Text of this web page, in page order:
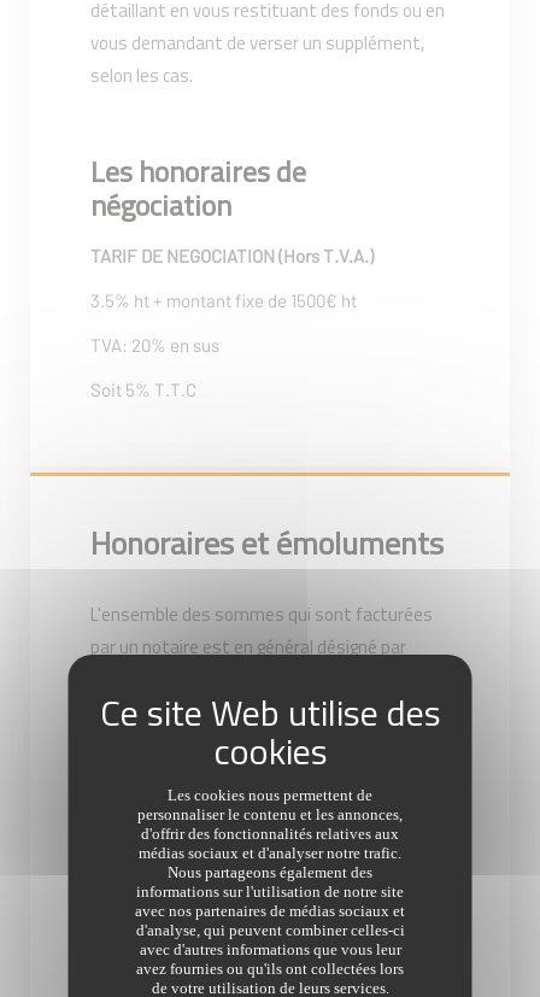
détaillant en vous restituant des fonds ou en
vous demandant de verser un supplément,
selon les cas.
Les honoraires de
négociation
TARIF DE NEGOCIATION (Hors T.V.A.)
3.5% ht + montant fixe de 1500€ ht
TVA: 20% en sus
Soit 5% T.T.C
Honoraires et émoluments
L'ensemble des sommes qui sont facturées
par un notaire est en général désigné par
cette appellation regroupe trois types
différents de dépenses :
les débours, qui sont versés à des tiers ;
et les impôts et taxes versés à l'État.
Les cookies nous permettent de
personnaliser le contenu et les annonces,
d'offrir des fonctionnalités relatives aux
médias sociaux et d'analyser notre trafic.
Nous partageons également des
informations sur l'utilisation de notre site
avec nos partenaires de médias sociaux et
d'analyse, qui peuvent combiner celles-ci
avec d'autres informations que vous leur
avez fournies ou qu'ils ont collectées lors
de votre utilisation de leurs services.